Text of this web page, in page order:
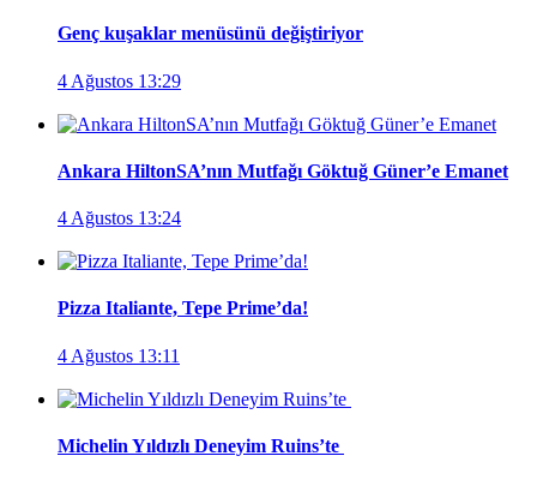
Genç kuşaklar menüsünü değiştiriyor
4 Ağustos 13:29
Ankara HiltonSA’nın Mutfağı Göktuğ Güner’e Emanet
4 Ağustos 13:24
Pizza Italiante, Tepe Prime’da!
4 Ağustos 13:11
Michelin Yıldızlı Deneyim Ruins’te